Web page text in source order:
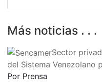
Más noticias . . .
Sector
del Sistema Venezolano
Por Prensa